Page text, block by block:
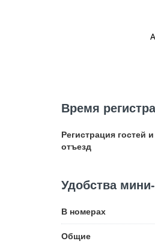
Время
Регистрация гостей и
отъезд
Удобства
В номерах
Общие